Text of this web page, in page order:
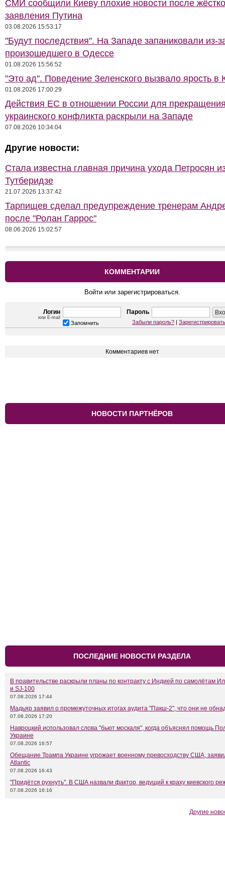
СМИ сообщили Киеву плохие новости после
заявления Путина
03.08.2026 15:53:17
"Будут последствия". На Западе запаниковали из-
произошедшего в Одессе
01.08.2026 15:56:52
"Это ад". Поведение Зеленского вызвало ярость в
01.08.2026 17:00:29
Действия ЕС в отношении России для
украинского конфликта раскрыли на Западе
07.08.2026 10:34:04
Другие новости:
Стала известна главная причина ухода Петросян
Тутберидзе
21.07.2026 13:37:42
Тарпищев сделал предупреждение тренерам
после "Ролан Гаррос"
08.06.2026 15:02:57
КОММЕНТАРИИ
Войти или зарегистрироваться.
Логин
или E-mail
Пароль
Запомнить Забыли пароль? |
Комментариев нет
НОВОСТИ ПАРТНЁРОВ
ПОСЛЕДНИЕ НОВОСТИ РАЗДЕЛА
В правительстве раскрыли планы по контракту с Индией по самолётам
и SJ-100
07.08.2026 17:44
Мадьяр заявил о промежуточных итогах аудита "Пакш-2", что они не
07.08.2026 17:20
Навроцкий использовал слова "бьют москаля", когда объяснял помощь
Украине
07.08.2026 16:57
Обещание Трампа Украине угрожает военному превосходству США,
Atlantic
07.08.2026 16:43
"Придётся рухнуть". В США назвали фактор, ведущий к краху киевского
07.08.2026 16:16
Другие